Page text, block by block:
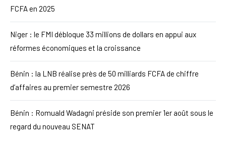
FCFA en 2025
Niger : le FMI débloque 33 millions de dollars en appui aux
réformes économiques et la croissance
Bénin : la LNB réalise près de 50 milliards FCFA de chiffre
d’affaires au premier semestre 2026
Bénin : Romuald Wadagni préside son premier 1er août sous le
regard du nouveau SENAT